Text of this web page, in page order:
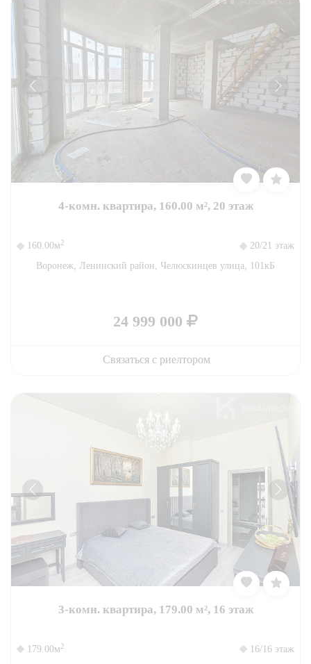
4-комн. квартира, 160.00 м², 20 этаж
160.00м2
20/21 этаж
Воронеж, Ленинский район, Челюскинцев улица, 101кБ
24 999 000
Связаться с риелтором
3-комн. квартира, 179.00 м², 16 этаж
179.00м2
16/16 этаж